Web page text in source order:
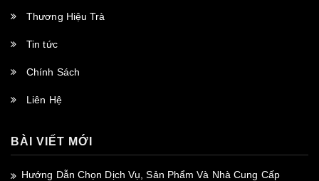
Thương Hiệu Trà
Tin tức
Chính Sách
Liên Hệ
BÀI VIẾT MỚI
Hướng Dẫn Chọn Dịch Vụ, Sản Phẩm Và Nhà Cung Cấp